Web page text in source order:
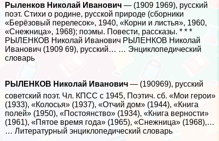
Рыленков Николай Иванович — (1909 1969), русский
поэт. Стихи о родине, русской природе (сборники
«Берёзовый перелесок», 1940, «Корни и листья», 1960,
«Снежница», 1968); поэмы. Повести, рассказы. * * *
РЫЛЕНКОВ Николай Иванович РЫЛЕНКОВ Николай
Иванович (1909 69), русский… … Энциклопедический
словарь
РЫЛЕНКОВ Николай Иванович — (190969), русский
советский поэт. Чл. КПСС с 1945, Поэтич. сб. «Мои герои»
(1933), «Колосья» (1937), «Отчий дом» (1944), «Книга
полей» (1950), «Постоянство» (1934), «Книга верности»
(1961), «Пятое время года» (1965), «Снежница» (1968),…
… Литературный энциклопедический словарь